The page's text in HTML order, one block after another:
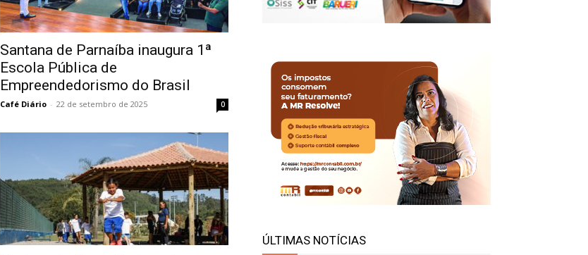
Santana de Parnaíba inaugura 1ª
Escola Pública de
Empreendedorismo do Brasil
Café Diário - 22 de setembro de 2025 0
ÚLTIMAS NOTÍCIAS